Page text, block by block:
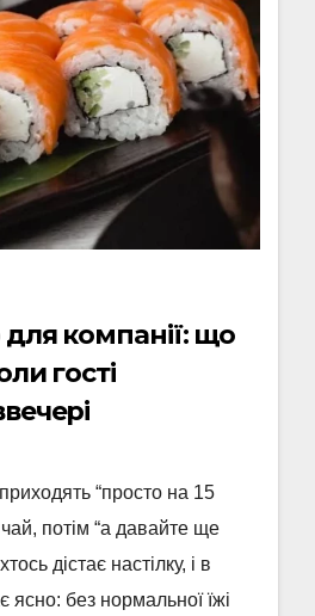
компанії: що
гості
приходять “просто на 15
потім “а давайте ще
дістає настілку, і в
ясно: без нормальної їжі